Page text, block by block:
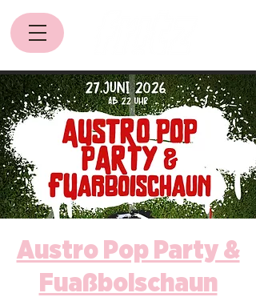
Austro Pop Party &
Fuaßboischaun